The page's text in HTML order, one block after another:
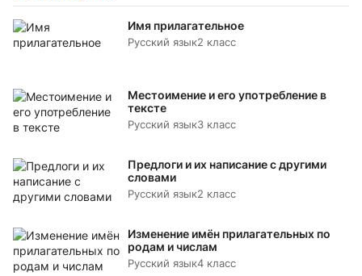
Имя прилагательное
Русский язык2 класс
Местоимение и его употребление в
тексте
Русский язык3 класс
Предлоги и их написание с другими
словами
Русский язык2 класс
Изменение имён прилагательных по
родам и числам
Русский язык4 класс